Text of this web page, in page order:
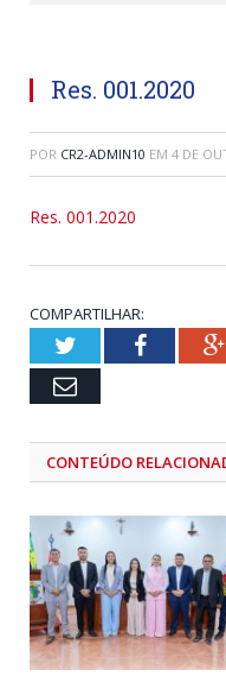
Res. 001.2020
POR CR2-ADMIN10 EM 4 DE
Res. 001.2020
COMPARTILHAR:
TwitterFacebook
Email
CONTEÚDO